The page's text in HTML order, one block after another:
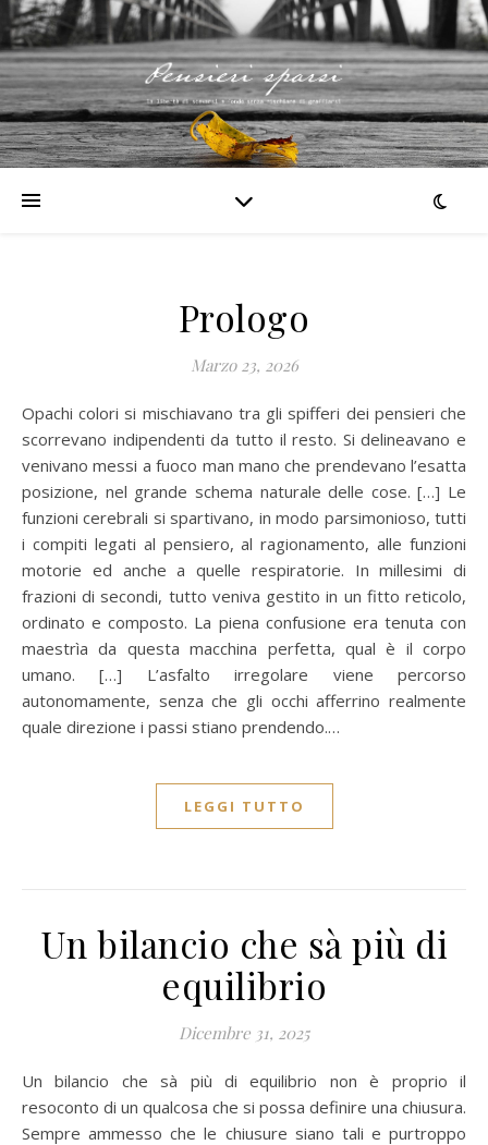
Prologo
Marzo 23, 2026
Opachi colori si mischiavano tra gli spifferi dei pensieri che
scorrevano indipendenti da tutto il resto. Si delineavano e
venivano messi a fuoco man mano che prendevano l’esatta
posizione, nel grande schema naturale delle cose. […] Le
funzioni cerebrali si spartivano, in modo parsimonioso, tutti
i compiti legati al pensiero, al ragionamento, alle funzioni
motorie ed anche a quelle respiratorie. In millesimi di
frazioni di secondi, tutto veniva gestito in un fitto reticolo,
ordinato e composto. La piena confusione era tenuta con
maestrìa da questa macchina perfetta, qual è il corpo
umano. […] L’asfalto irregolare viene percorso
autonomamente, senza che gli occhi afferrino realmente
quale direzione i passi stiano prendendo.…
LEGGI TUTTO
Un bilancio che sà più di
equilibrio
Dicembre 31, 2025
Un bilancio che sà più di equilibrio non è proprio il
resoconto di un qualcosa che si possa definire una chiusura.
Sempre ammesso che le chiusure siano tali e purtroppo